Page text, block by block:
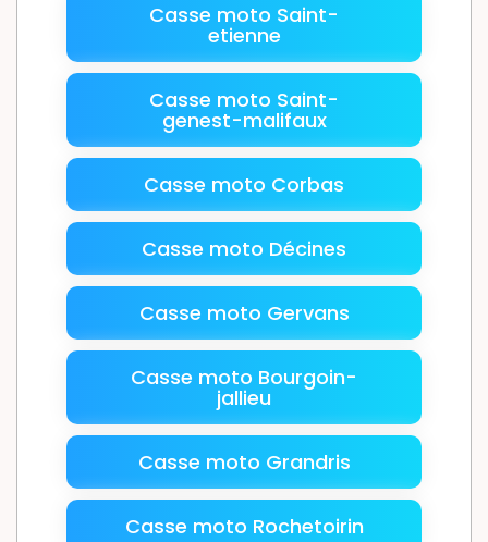
Casse moto Saint-
etienne
Casse moto Saint-
genest-malifaux
Casse moto Corbas
Casse moto Décines
Casse moto Gervans
Casse moto Bourgoin-
jallieu
Casse moto Grandris
Casse moto Rochetoirin